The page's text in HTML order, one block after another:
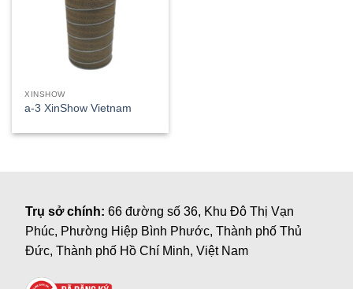
XINSHOW
a-3 XinShow Vietnam
Trụ sở chính:66 đường số 36, Khu Đô Thị Vạn
Phúc, Phường Hiệp Bình Phước, Thành phố Thủ
Đức, Thành phố Hồ Chí Minh, Việt Nam